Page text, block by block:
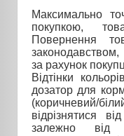
Максимально
покупкою,
Повернення
за рахунок
Відтінки
дозатор для
(коричневий/
відрізнятися
залежно